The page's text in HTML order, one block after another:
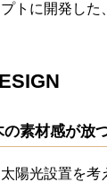
トに開発した
素材感が放
陽光設置を考